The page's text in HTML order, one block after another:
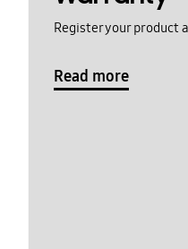
Register your product
Read more